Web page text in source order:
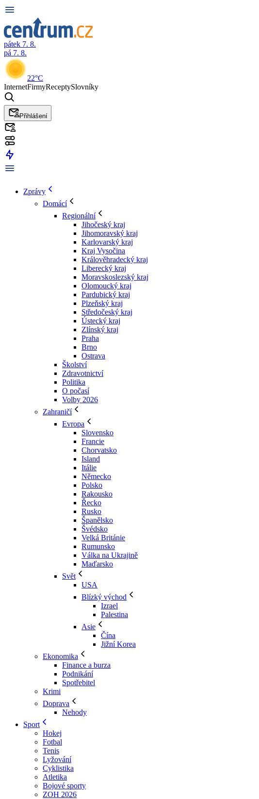
pátek 7. 8.
pá 7. 8.
22°C
InternetFirmyReceptySlovníky
Přihlášení
Zprávy
Domácí
Regionální
Jihočeský kraj
Jihomoravský kraj
Karlovarský kraj
Kraj Vysočina
Králověhradecký kraj
Liberecký kraj
Moravskoslezský kraj
Olomoucký kraj
Pardubický kraj
Plzeňský kraj
Středočeský kraj
Ústecký kraj
Zlínský kraj
Praha
Brno
Ostrava
Školství
Zdravotnictví
Politika
O počasí
Volby 2026
Zahraničí
Evropa
Slovensko
Francie
Chorvatsko
Island
Itálie
Německo
Polsko
Rakousko
Řecko
Rusko
Španělsko
Švédsko
Velká Británie
Rumunsko
Válka na Ukrajině
Maďarsko
Svět
USA
Blízký východ
Izrael
Palestina
Asie
Čína
Jižní Korea
Ekonomika
Finance a burza
Podnikání
Spotřebitel
Krimi
Doprava
Nehody
Sport
Hokej
Fotbal
Tenis
Lyžování
Cyklistika
Atletika
Bojové sporty
ZOH 2026